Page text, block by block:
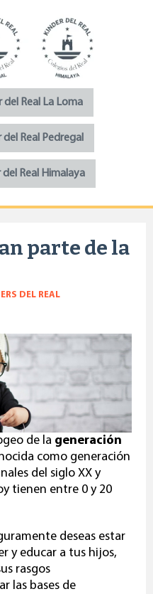
Real La Loma
Real Pedregal
Real Himalaya
parte de la
DEL REAL
de la generación
como generación
del siglo XX y
tienen entre 0 y 20
deseas estar
y educar a tus hijos,
rasgos
las bases de